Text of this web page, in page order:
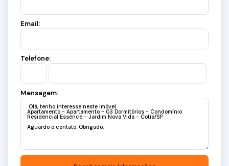
Email:
Telefone:
Mensagem: